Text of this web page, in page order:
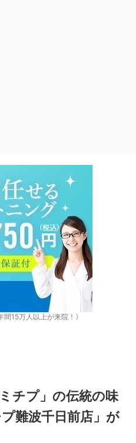
15万人以上が来院！》
チプ」の伝統の味
難波千日前店」が